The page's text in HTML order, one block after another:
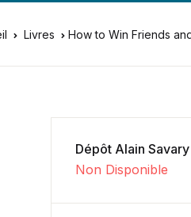
Livres How to Win Friends
Dépôt Alain Savary
Non Disponible